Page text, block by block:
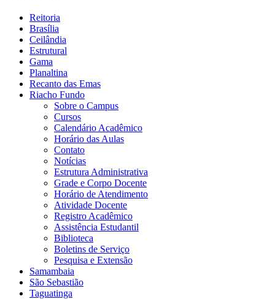
Reitoria
Brasília
Ceilândia
Estrutural
Gama
Planaltina
Recanto das Emas
Riacho Fundo
Sobre o Campus
Cursos
Calendário Acadêmico
Horário das Aulas
Contato
Notícias
Estrutura Administrativa
Grade e Corpo Docente
Horário de Atendimento
Atividade Docente
Registro Acadêmico
Assistência Estudantil
Biblioteca
Boletins de Serviço
Pesquisa e Extensão
Samambaia
São Sebastião
Taguatinga